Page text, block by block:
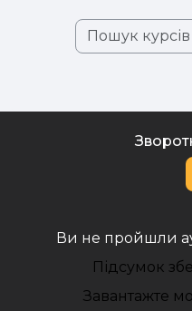
Ви не пройшли
Підсумок
Завантажте